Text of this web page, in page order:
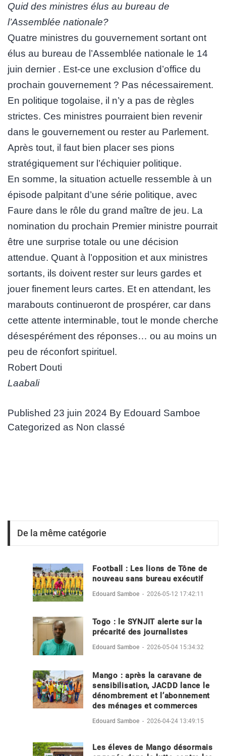
Quid des ministres élus au bureau de
l’Assemblée nationale?
Quatre ministres du gouvernement sortant ont
élus au bureau de l’Assemblée nationale le 14
juin dernier . Est-ce une exclusion d’office du
prochain gouvernement ? Pas nécessairement.
En politique togolaise, il n’y a pas de règles
strictes. Ces ministres pourraient bien revenir
dans le gouvernement ou rester au Parlement.
Après tout, il faut bien placer ses pions
stratégiquement sur l’échiquier politique.
En somme, la situation actuelle ressemble à un
épisode palpitant d’une série politique, avec
Faure dans le rôle du grand maître de jeu. La
nomination du prochain Premier ministre pourrait
être une surprise totale ou une décision
attendue. Quant à l’opposition et aux ministres
sortants, ils doivent rester sur leurs gardes et
jouer finement leurs cartes. Et en attendant, les
marabouts continueront de prospérer, car dans
cette attente interminable, tout le monde cherche
désespérément des réponses… ou au moins un
peu de réconfort spirituel.
Robert Douti
Laabali
Published 23 juin 2024 By Edouard Samboe
Categorized as Non classé
De la même catégorie
Football : Les lions de Tône de
nouveau sans bureau exécutif
Edouard Samboe - 2026-05-12 17:42:11
Togo : le SYNJIT alerte sur la
précarité des journalistes
Edouard Samboe - 2026-05-04 15:34:32
Mango : après la caravane de
sensibilisation, JACDD lance le
dénombrement et l’abonnement
des ménages et commerces
Edouard Samboe - 2026-04-24 13:49:15
Les éleves de Mango désormais